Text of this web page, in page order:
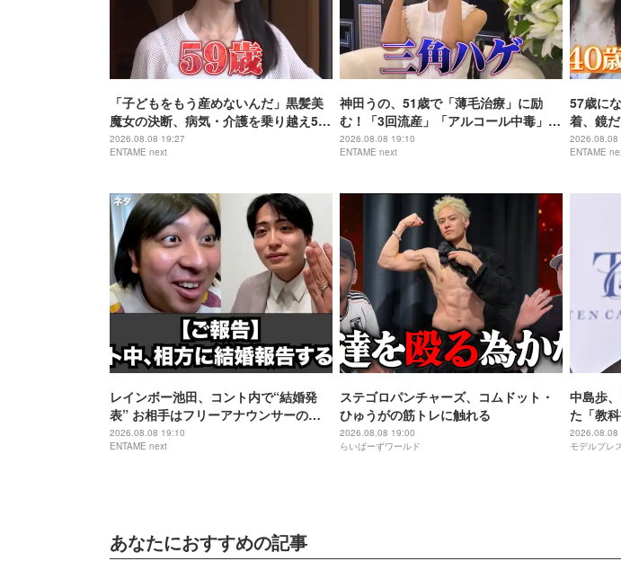
「子どもをもう産めないんだ」黒髪美
魔女の決断、病気・介護を乗り越え56
歳で“おばあちゃん”に
2026.08.08 19:27
ENTAME next
神田うの、51歳で「薄毛治療」に励
む！「3回流産」「アルコール中毒」自
身の過去を赤裸々告白
2026.08.08 19:10
ENTAME next
57歳に
着、鏡
を披露
2026.08.08
ENTAME
レインボー池田、コント内で“結婚発
表” お相手はフリーアナウンサーの佐
藤佳奈
2026.08.08 19:10
ENTAME next
ステゴロパンチャーズ、コムドット・
ひゅうがの筋トレに触れる
2026.08.08 19:00
らいばーずワールド
中島歩
た「教
祖に由来
2026.08.08
モデルプレ
あなたにおすすめの記事